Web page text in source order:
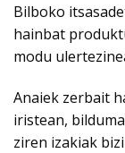
Bilboko
hainbat
modu
Anaiek zerbait
iristean,
ziren izakiak